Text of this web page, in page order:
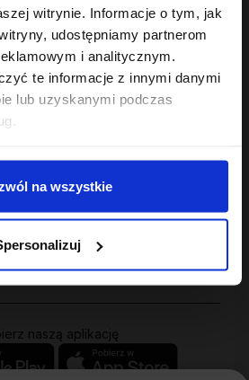
witrynie. Informacje o tym, jak
udostępniamy partnerom
i analitycznym.
te informacje z innymi danymi
lub uzyskanymi podczas
na wszystkie
naszą aplikację